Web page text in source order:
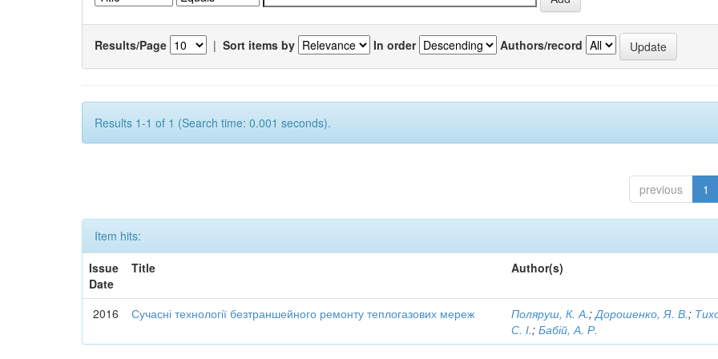
Results/Page | Sort items by In order Authors/record
Results 1-1 of 1 (Search time: 0.001 seconds).
previous 1
Item hits:
Issue
Date
Title Author(s)
2016 Сучасні технології безтраншейного ремонту теплогазових мереж Поляруш, К. А.;Дорошенко, Я. В.;
С. І.;Бабій, А. Р.